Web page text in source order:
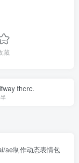
藏
there.
ae制作动态表情包